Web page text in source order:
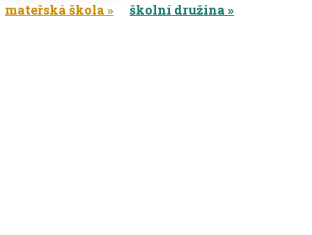
mateřská škola školní družina